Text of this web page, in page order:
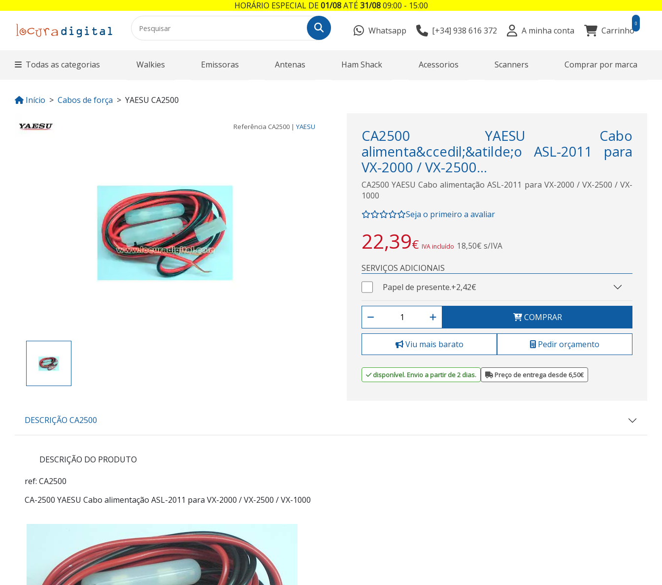
Whatsapp [+34] 938 616 372 A minha conta Carrinho
0
Todas as categorias Walkies Emissoras Antenas Ham Shack Acessorios Scanners Comprar por marca
Início Cabos de força YAESU CA2500
Referência CA2500 | YAESU
CA2500 YAESU Cabo
alimenta&ccedil;&atilde;o ASL-2011 para
VX-2000 / VX-2500...
CA2500 YAESU Cabo alimentação ASL-2011 para VX-2000 / VX-2500 / VX-
1000
Seja o primeiro a avaliar
22,39€ IVA incluído 18,50€ s/IVA
SERVIÇOS ADICIONAIS
Papel de presente.+2,42€
COMPRAR
Viu mais barato Pedir orçamento
disponível. Envio a partir de 2 dias. Preço de entrega desde 6,50€
DESCRIÇÃO CA2500
DESCRIÇÃO DO PRODUTO
ref: CA2500
CA-2500 YAESU Cabo alimentação ASL-2011 para VX-2000 / VX-2500 / VX-1000
HORÁRIO ESPECIAL DE01/08ATÉ31/0809:00 - 15:00